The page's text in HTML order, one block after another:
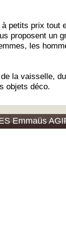
petits prix tout
proposent un
les
la vaisselle,
objets déco.
Emmaüs